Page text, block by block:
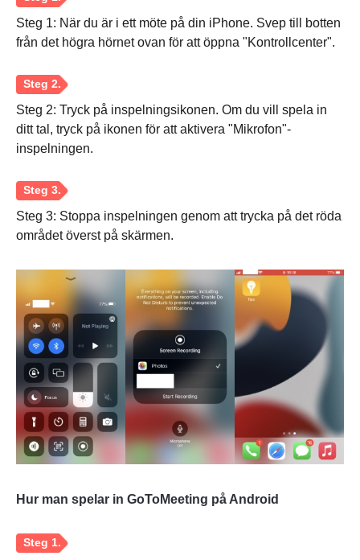
Steg 1: När du är i ett möte på din iPhone. Svep till botten
från det högra hörnet ovan för att öppna "Kontrollcenter".
Steg 2: Tryck på inspelningsikonen. Om du vill spela in
ditt tal, tryck på ikonen för att aktivera "Mikrofon"-
inspelningen.
Steg 3: Stoppa inspelningen genom att trycka på det röda
området överst på skärmen.
Hur man spelar in GoToMeeting på Android